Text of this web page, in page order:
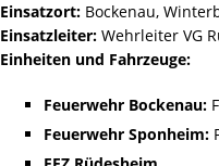
Einsatzort: Bockenau,
Einsatzleiter: Wehrleiter VG
Einheiten und Fahrzeuge:
Feuerwehr Bockenau:
Feuerwehr Sponheim: